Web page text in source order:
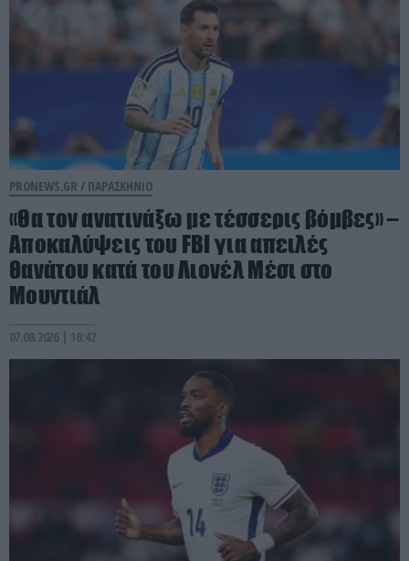
PRONEWS.GR / ΠΑΡΑΣΚΗΝΙΟ
«Θα τον ανατινάξω με τέσσερις βόμβες» –
Αποκαλύψεις του FBI για απειλές
θανάτου κατά του Λιονέλ Μέσι στο
Μουντιάλ
07.08.2026 | 16:42